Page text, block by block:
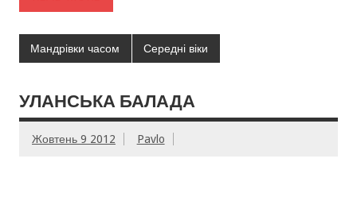
Мандрівки часом Середні віки
УЛАНСЬКА БАЛАДА
Жовтень 9 2012 Pavlo